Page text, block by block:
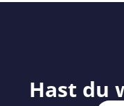
Hast du